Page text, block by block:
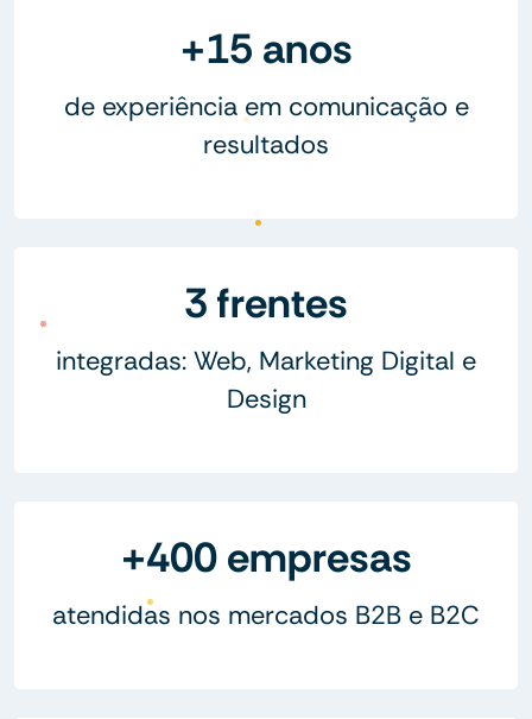
+15 anos
de experiência em comunicação e
resultados
3 frentes
integradas: Web, Marketing Digital e
Design
+400 empresas
atendidas nos mercados B2B e B2C